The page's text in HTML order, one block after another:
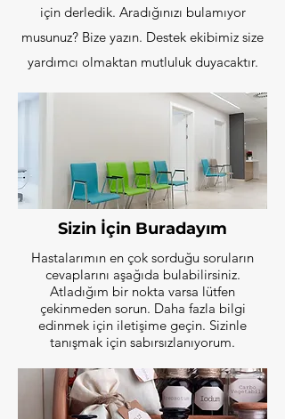
için derledik. Aradığınızı bulamıyor
musunuz? Bize yazın. Destek ekibimiz size
yardımcı olmaktan mutluluk duyacaktır.
Sizin İçin Buradayım
Hastalarımın en çok sorduğu soruların
cevaplarını aşağıda bulabilirsiniz.
Atladığım bir nokta varsa lütfen
çekinmeden sorun. Daha fazla bilgi
edinmek için iletişime geçin. Sizinle
tanışmak için sabırsızlanıyorum.